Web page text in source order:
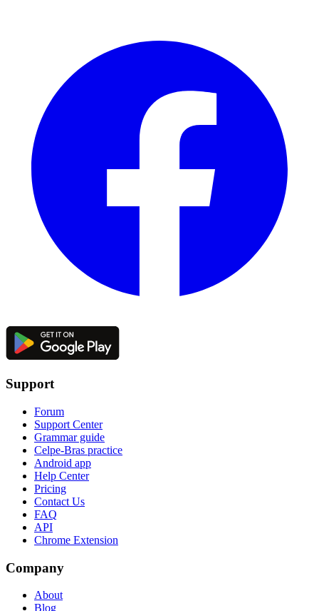
Support
Forum
Support Center
Grammar guide
Celpe-Bras practice
Android app
Help Center
Pricing
Contact Us
FAQ
API
Chrome Extension
Company
About
Blog